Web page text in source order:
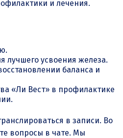
и лечения.
лучшего усвоения железа.
баланса и
«Ли Вест» в профилактике
в записи. Во
вопросы в чате. Мы